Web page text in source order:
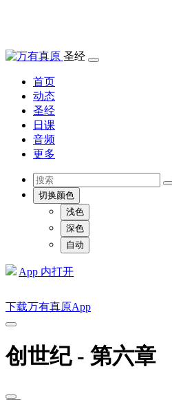
圣经
首页
动态
圣经
日课
音频
更多
切换颜色
浅色
深色
自动
App 内打开
下载万有真原App
创世纪 - 第六章